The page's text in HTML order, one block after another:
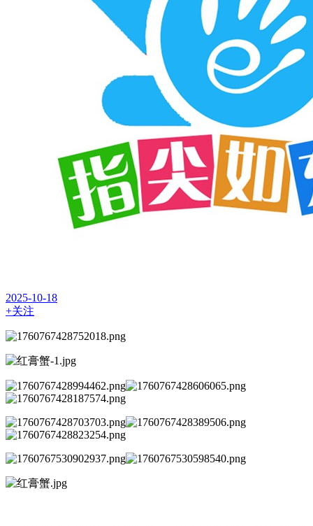
2025-10-18
+关注